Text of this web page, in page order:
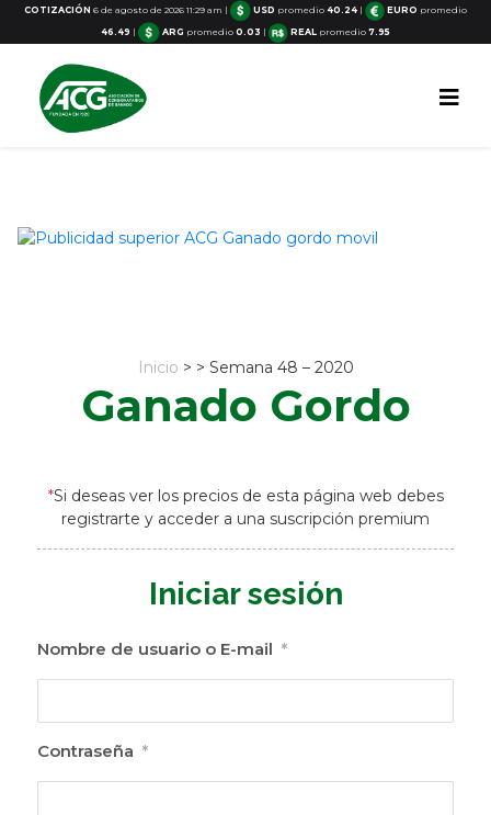
COTIZACIÓN 6 de agosto de 2026 11:29 am | USD promedio40.24 | EURO promedio
46.49 | ARG promedio 0.03 | REALpromedio 7.95
Inicio > > Semana 48 – 2020
Ganado Gordo
*Si deseas ver los precios de esta página web debes
registrarte y acceder a una suscripción premium
Iniciar sesión
Nombre de usuario o E-mail *
Contraseña *